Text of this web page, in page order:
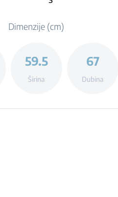
Dimenzije (cm)
59.5
Širina
67
Dubina